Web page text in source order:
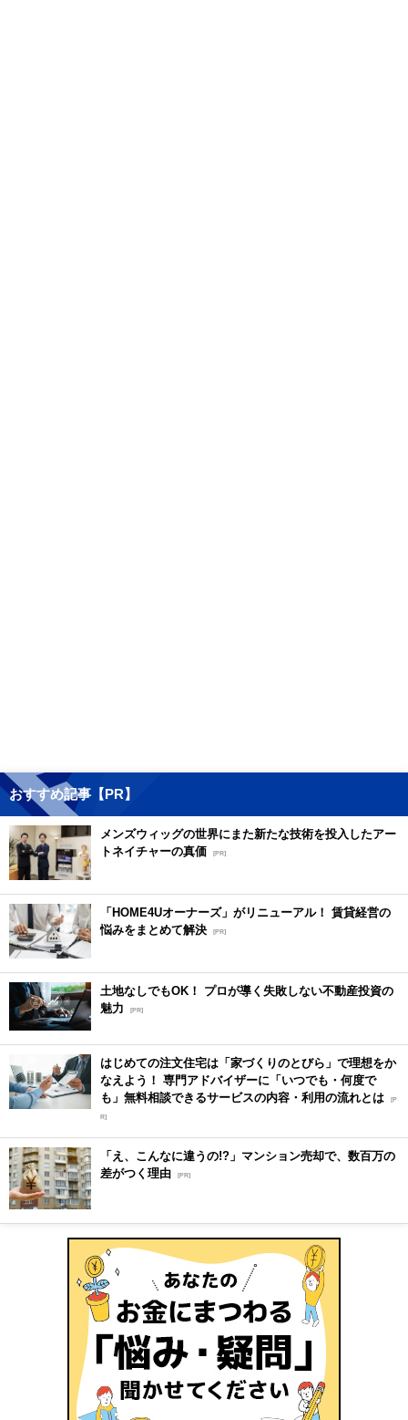
おすすめ記事【PR】
メンズウィッグの世界にまた新たな技術を投入したアー
トネイチャーの真価
[PR]
「HOME4Uオーナーズ」がリニューアル！ 賃貸経営の
悩みをまとめて解決 [PR]
土地なしでもOK！ プロが導く失敗しない不動産投資の
魅力
[PR]
はじめての注文住宅は「家づくりのとびら」で理想をか
なえよう！ 専門アドバイザーに「いつでも・何度で
も」無料相談できるサービスの内容・利用の流れとは [P
R]
「え、こんなに違うの!?」マンション売却で、数百万の
差がつく理由 [PR]